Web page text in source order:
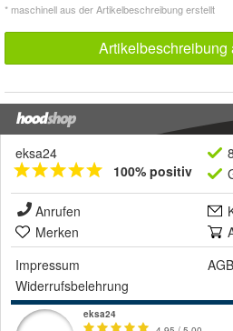
* maschinell aus der Artikelbeschreibung erstellt
Artikelbeschreibung
eksa24
100% positiv
Anrufen
Merken
Impressum
AGB
Widerrufsbelehrung